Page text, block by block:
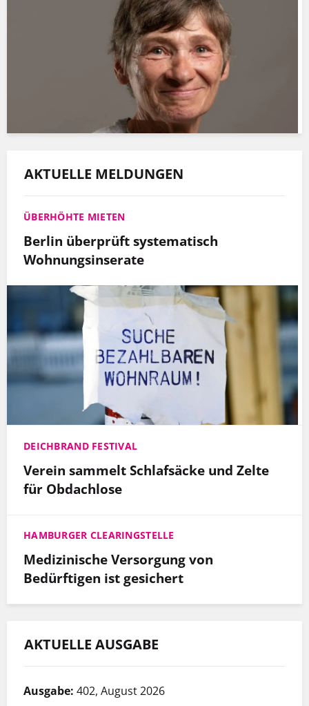
AKTUELLE MELDUNGEN
ÜBERHÖHTE MIETEN
Berlin überprüft systematisch
Wohnungsinserate
DEICHBRAND FESTIVAL
Verein sammelt Schlafsäcke und Zelte
für Obdachlose
HAMBURGER CLEARINGSTELLE
Medizinische Versorgung von
Bedürftigen ist gesichert
AKTUELLE AUSGABE
Ausgabe: 402, August 2026